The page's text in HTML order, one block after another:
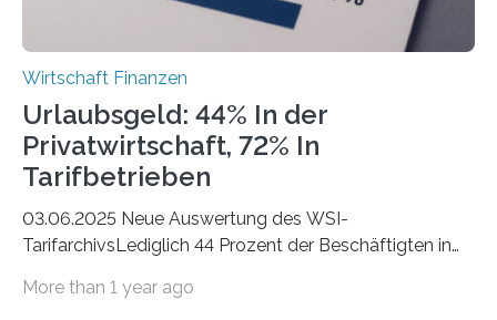
Wirtschaft Finanzen
Urlaubsgeld: 44% In der
Privatwirtschaft, 72% In
Tarifbetrieben
03.06.2025 Neue Auswertung des WSI-
TarifarchivsLediglich 44 Prozent der Beschäftigten in
tarifgebundenen Betrieben ist der Anteil mit 72 Prozent
More than 1 year ago